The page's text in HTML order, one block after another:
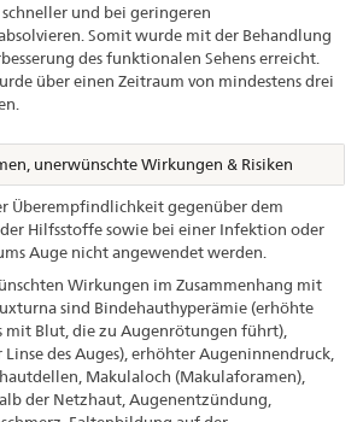
schneller und bei geringeren
Somit wurde mit der Behandlung
des funktionalen Sehens erreicht.
über einen Zeitraum von mindestens drei
unerwünschte Wirkungen & Risiken
Überempfindlichkeit gegenüber dem
Hilfsstoffe sowie bei einer Infektion oder
Auge nicht angewendet werden.
Wirkungen im Zusammenhang mit
sind Bindehauthyperämie (erhöhte
mit Blut, die zu Augenrötungen führt),
des Auges), erhöhter Augeninnendruck,
Makulaloch (Makulaforamen),
der Netzhaut, Augenentzündung,